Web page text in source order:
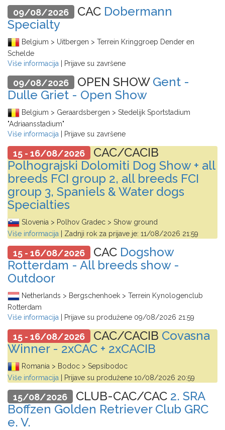
09/08/2026 CAC Dobermann
Specialty
Belgium > Uitbergen > Terrein Kringgroep Dender en
Schelde
Više informacija
| Prijave su završene
09/08/2026 OPEN SHOW Gent -
Dulle Griet - Open Show
Belgium > Geraardsbergen > Stedelijk Sportstadium
"Adriaansstadium"
Više informacija
| Prijave su završene
15 - 16/08/2026 CAC/CACIB
Polhograjski Dolomiti Dog Show + all
breeds FCI group 2, all breeds FCI
group 3, Spaniels & Water dogs
Specialties
Slovenia > Polhov Gradec > Show ground
Više informacija
| Zadnji rok za prijave je: 11/08/2026 21:59
15 - 16/08/2026 CAC Dogshow
Rotterdam - All breeds show -
Outdoor
Netherlands > Bergschenhoek > Terrein Kynologenclub
Rotterdam
Više informacija
| Prijave su produžene 09/08/2026 21:59
15 - 16/08/2026 CAC/CACIB Covasna
Winner - 2xCAC + 2xCACIB
Romania > Bodoc > Sepsibodoc
Više informacija
| Prijave su produžene 10/08/2026 20:59
15/08/2026 CLUB-CAC/CAC 2. SRA
Boffzen Golden Retriever Club GRC
e. V.